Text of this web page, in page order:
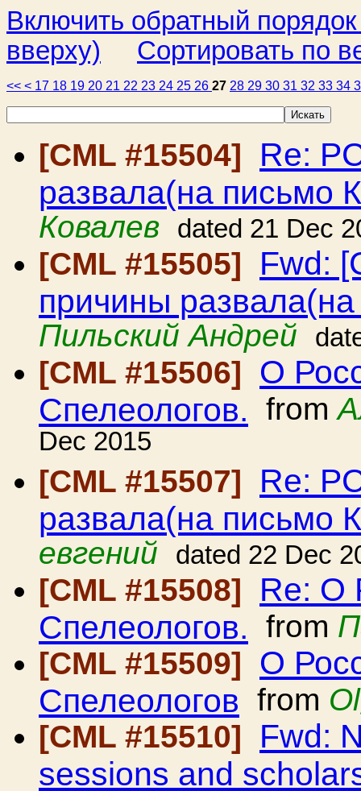
Включить обратный
вверху)
Сортировать по
<< < 17 18 19 20 21 22 23 24 25 26 27 28 29 30 31 32 33 34
[CML #15504] Re:
развала(на письмо
Ковалев
dated 21 Dec
[CML #15505] Fwd:
причины
Пильский Андрей
[CML #15506] О
Спелеологов. from
Dec 2015
[CML #15507]
Re:
развала(на письмо
евгений
dated 22 Dec
[CML #15508] Re: О
Спелеологов. from
[CML #15509]
О
Спелеологов from
[CML #15510]
Fwd:
sessions and